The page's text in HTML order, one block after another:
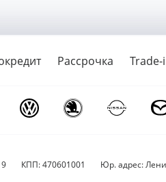
Рассрочка Trade-
КПП: 470601001
Юр. адрес: